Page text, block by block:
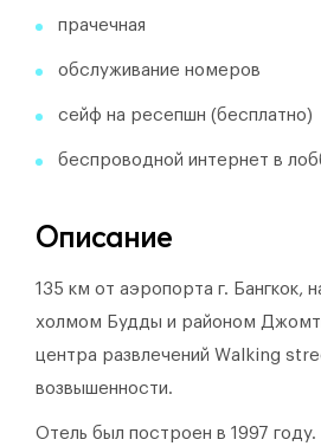
прачечная
обслуживание номеров
сейф на ресепшн (бесплатно)
беспроводной интернет в
Описание
135 км от аэропорта г. Бангкок,
холмом Будды и районом
центра развлечений Walking
возвышенности.
Отель был построен в 1997 году.